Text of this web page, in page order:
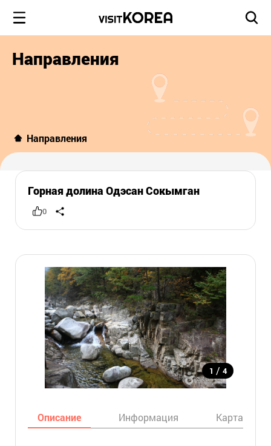
Направления
Направления
Горная долина Одэсан Сокымган
0
1 / 4
Описание Информация Карта